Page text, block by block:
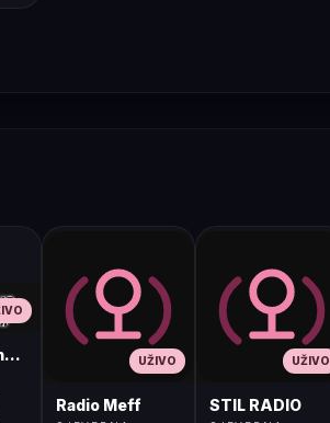
96.8 FM UŽIVO
Radio Meff
UŽIVO
STIL RADIO